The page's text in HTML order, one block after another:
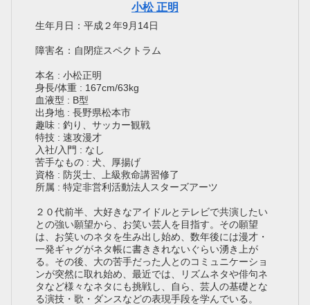
小松 正明
生年月日：平成２年9月14日
障害名：自閉症スペクトラム
本名 : 小松正明
身長/体重 : 167cm/63kg
血液型 : B型
出身地 : 長野県松本市
趣味 : 釣り、サッカー観戦
特技 : 速攻漫才
入社/入門 : なし
苦手なもの : 犬、厚揚げ
資格 : 防災士、上級救命講習修了
所属 : 特定非営利活動法人スターズアーツ
２０代前半、大好きなアイドルとテレビで共演したい
との強い願望から、お笑い芸人を目指す。その願望
は、お笑いのネタを生み出し始め、数年後には漫才・
一発ギャグがネタ帳に書ききれないぐらい湧き上が
る。その後、大の苦手だった人とのコミュニケーショ
ンが突然に取れ始め、最近では、リズムネタや俳句ネ
タなど様々なネタにも挑戦し、自ら、芸人の基礎とな
る演技・歌・ダンスなどの表現手段を学んでいる。